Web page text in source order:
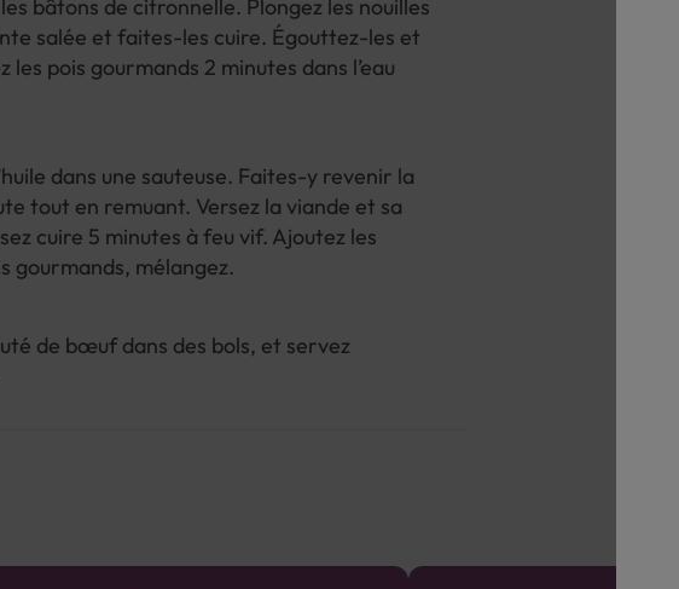
bâtons de citronnelle. Plongez les nouilles
salée et faites-les cuire. Égouttez-les et
les pois gourmands 2 minutes dans l’eau
dans une sauteuse. Faites-y revenir la
tout en remuant. Versez la viande et sa
cuire 5 minutes à feu vif. Ajoutez les
gourmands, mélangez.
de bœuf dans des bols, et servez